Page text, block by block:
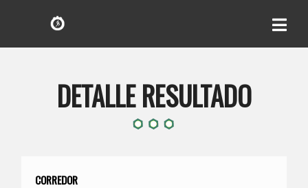
DETALLE RESULTADO
CORREDOR